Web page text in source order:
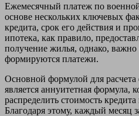
Ежемесячный платеж по
основе нескольких ключевых
кредита, срок его действия и
ипотека, как правило,
получение жилья, однако,
формируются платежи.
Основной формулой для расчета
является аннуитетная формула,
распределить стоимость
Благодаря этому, каждый месяц